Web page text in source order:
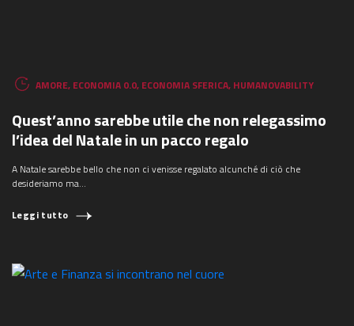
AMORE, ECONOMIA 0.0, ECONOMIA SFERICA, HUMANOVABILITY
Quest’anno sarebbe utile che non relegassimo
l’idea del Natale in un pacco regalo
A Natale sarebbe bello che non ci venisse regalato alcunché di ciò che
desideriamo ma…
Leggi tutto